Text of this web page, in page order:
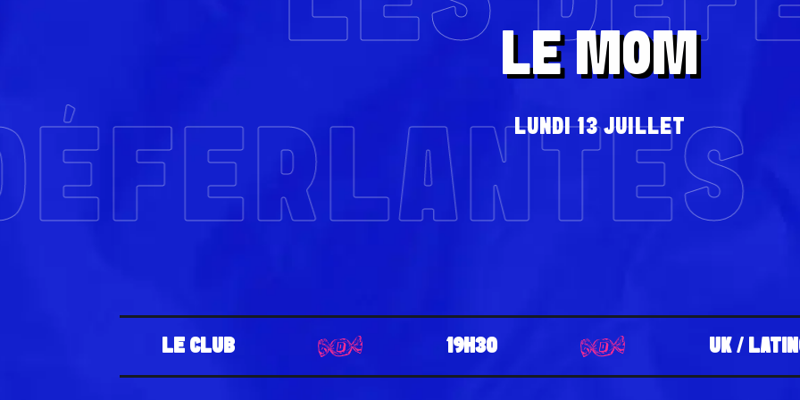
LE MOM
LUNDI 13 JUILLET
LE CLUB 19H30 UK /